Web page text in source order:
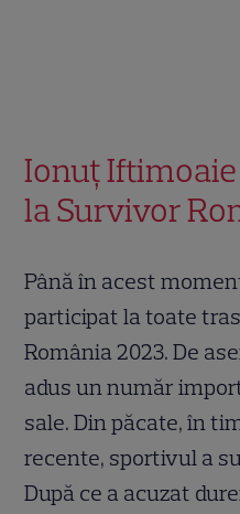
Ionuț
la Survivor
Până în acest
participat la toate
România 2023. De
adus un număr
sale. Din păcate, în
recente, sportivul a
După ce a acuzat